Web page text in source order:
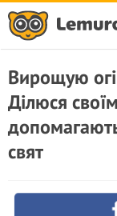
Вирощую
Ділюся
свят